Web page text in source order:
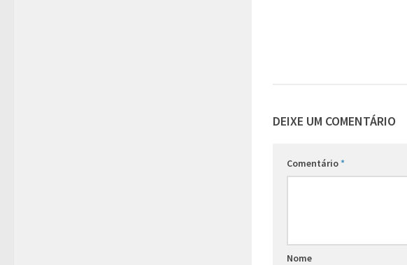
DEIXE UM COMENTÁRIO
Comentário*
Nome